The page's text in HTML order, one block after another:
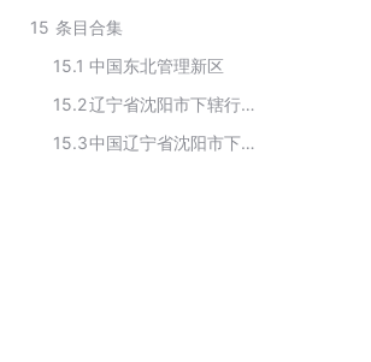
15 条目合集
15.1 中国东北管理新区
15.2
辽宁省沈阳市下辖行政区划
15.3
中国辽宁省沈阳市下辖行政区划